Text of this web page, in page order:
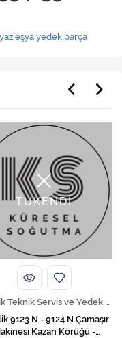
eşya yedek parça
TÜKENDİ
Arçelik Teknik Servis ve Yedek Parça Hizmetleri
9123 N - 9124 N Çamaşır
Kazan Körüğü -